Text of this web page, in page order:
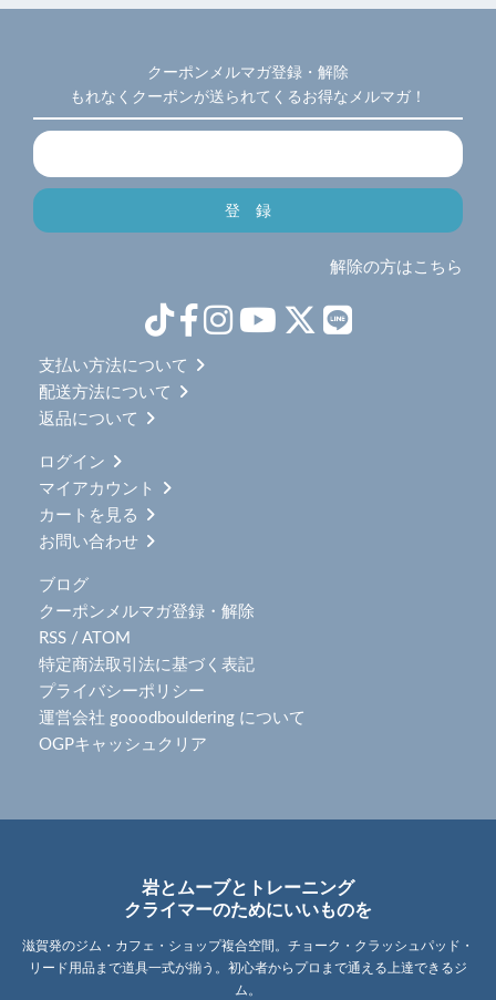
クーポンメルマガ登録・解除
もれなくクーポンが送られてくるお得なメルマガ！
解除の方はこちら
支払い方法について
配送方法について
返品について
ログイン
マイアカウント
カートを見る
お問い合わせ
ブログ
クーポンメルマガ登録・解除
RSS / ATOM
特定商法取引法に基づく表記
プライバシーポリシー
運営会社 gooodbouldering について
OGPキャッシュクリア
岩とムーブとトレーニング
クライマーのためにいいものを
滋賀発のジム・カフェ・ショップ複合空間。チョーク・クラッシュパッド・
リード用品まで道具一式が揃う。初心者からプロまで通える上達できるジ
ム。